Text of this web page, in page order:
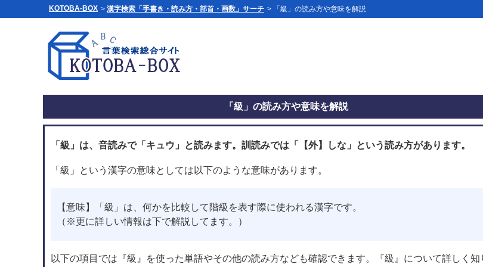
KOTOBA-BOX > 漢字検索「手書き・読み方・部首・画数」サーチ > 「級」の読み方や意味を解説
「級」の読み方や意味を解説
「級」は、音読みで「キュウ」と読みます。訓読みでは「【外】しな」という読み方があります。
「級」という漢字の意味としては以下のような意味があります。
【意味】「級」は、何かを比較して階級を表す際に使われる漢字です。
（※更に詳しい情報は下で解説してます。）
以下の項目では『級』を使った単語やその他の読み方なども確認できます。『級』について詳しく知